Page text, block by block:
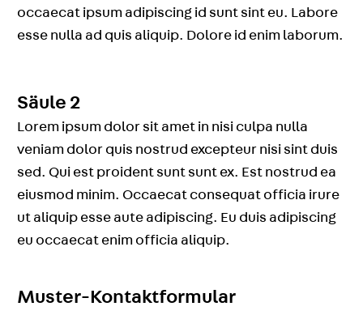
occaecat ipsum adipiscing id sunt sint eu. Labore
esse nulla ad quis aliquip. Dolore id enim laborum.
Säule 2
Lorem ipsum dolor sit amet in nisi culpa nulla
veniam dolor quis nostrud excepteur nisi sint duis
sed. Qui est proident sunt sunt ex. Est nostrud ea
eiusmod minim. Occaecat consequat officia irure
ut aliquip esse aute adipiscing. Eu duis adipiscing
eu occaecat enim officia aliquip.
Muster-Kontaktformular